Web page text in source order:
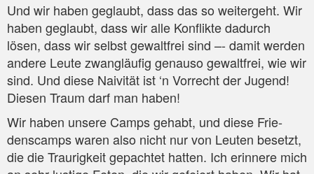
Und wir haben geglaubt, dass das so wei­ter­geht. Wir
haben geglaubt, dass wir alle Kon­flik­te dadurch
lösen, dass wir selbst gewalt­frei sind –- damit wer­den
ande­re Leu­te zwang­läu­fig genau­so gewalt­frei, wie wir
sind. Und die­se Nai­vi­tät ist ‘n Vor­recht der Jugend!
Die­sen Traum darf man haben!
Wir haben unse­re Camps gehabt, und die­se Frie­
dens­camps waren also nicht nur von Leu­ten besetzt,
die die Trau­rig­keit gepach­tet hat­ten. Ich erin­ne­re mich